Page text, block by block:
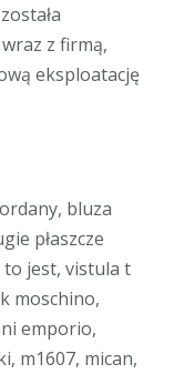
z firmą,
eksploatację
bluza
płaszcze
to jest, vistula t
moschino,
emporio,
m1607, mican,